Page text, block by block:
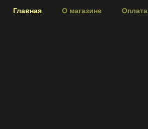
Главная О магазине Оплата